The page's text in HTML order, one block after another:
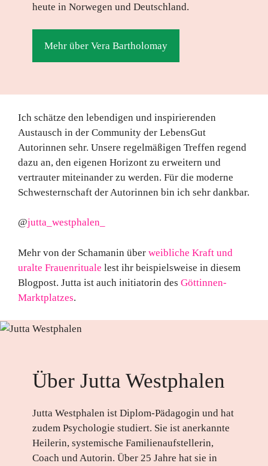
heute in Norwegen und Deutschland.
Mehr über Vera Bartholomay
Ich schätze den lebendigen und inspirierenden
Austausch in der Community der LebensGut
Autorinnen sehr. Unsere regelmäßigen Treffen regend
dazu an, den eigenen Horizont zu erweitern und
vertrauter miteinander zu werden. Für die moderne
Schwesternschaft der Autorinnen bin ich sehr dankbar.
@jutta_westphalen_
Mehr von der Schamanin über weibliche Kraft und
uralte Frauenrituale lest ihr beispielsweise in diesem
Blogpost. Jutta ist auch initiatorin des Göttinnen-
Marktplatzes.
Über Jutta Westphalen
Jutta Westphalen ist Diplom-Pädagogin und hat
zudem Psychologie studiert. Sie ist anerkannte
Heilerin, systemische Familienaufstellerin,
Coach und Autorin. Über 25 Jahre hat sie in